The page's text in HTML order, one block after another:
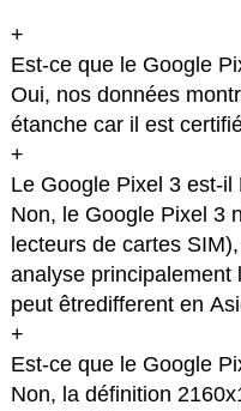
+
Est-ce que le Google
Oui, nos données
étanche car il est
+
Le Google Pixel 3 est-il
Non, le Google Pixel 3
lecteurs de cartes
analyse principalement
peut êtredifferent en
+
Est-ce que le Google
Non, la définition